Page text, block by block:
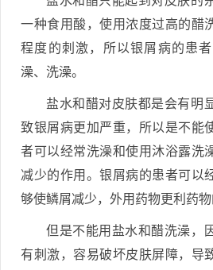
一种食用酸，使用浓度过高的醋
程度的刺激，所以银屑病的患
澡、洗澡。
盐水和醋对皮肤都是会有明
致银屑病更加严重，所以是不能
者可以经常洗澡和使用沐浴露洗
减少的作用。银屑病的患者可以
够使鳞屑减少，外用药物更利药物
但是不能用盐水和醋洗澡，
有刺激，容易破坏皮肤屏障，导